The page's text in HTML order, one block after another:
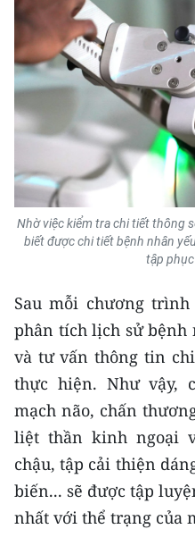
Nhờ việc kiểm tra chi tiết thông
biết được chi tiết bệnh nhân
tập
Sau mỗi chương
phân tích lịch sử bệnh
và tư vấn thông tin
thực hiện. Như vậy,
mạch não, chấn
liệt thần kinh ngoại
chậu, tập cải thiện
biến... sẽ được tập
nhất với thể trạng của